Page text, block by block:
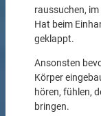
raussuchen,
Hat beim
geklappt.
Ansonsten
Körper
hören, fühlen,
bringen.